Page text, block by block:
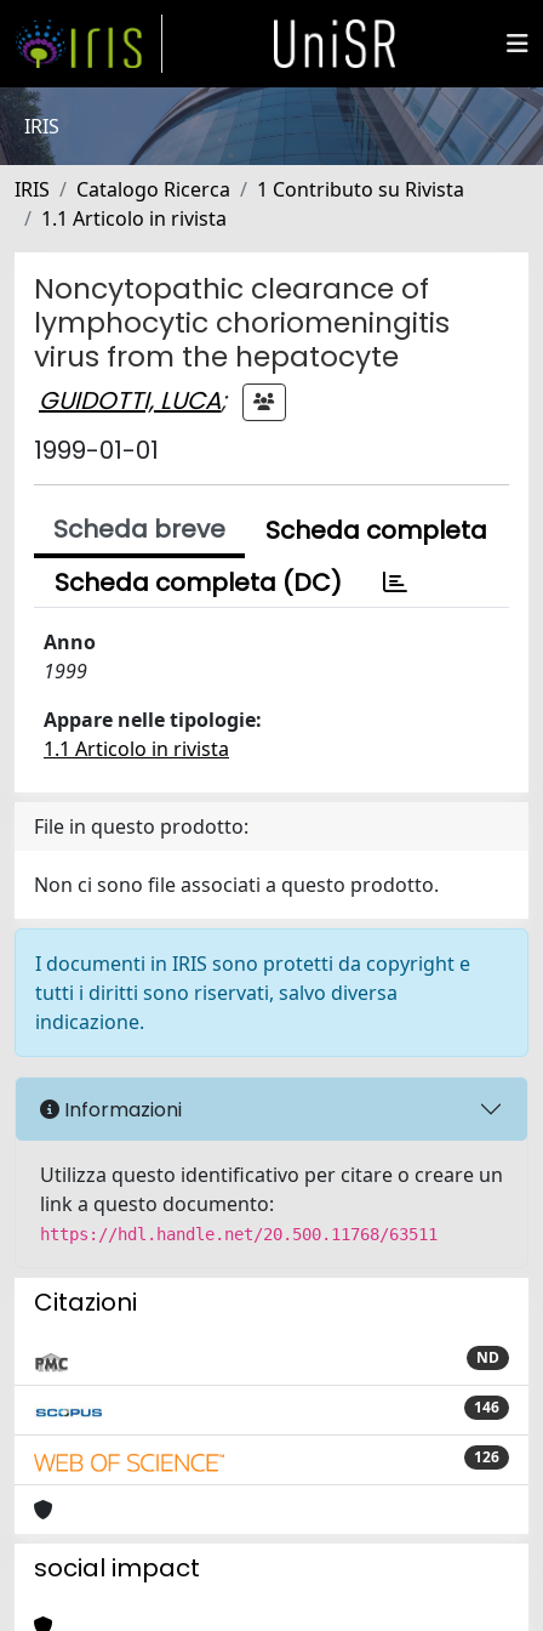
IRIS
IRIS Catalogo Ricerca
1 Contributo su Rivista
1.1 Articolo in rivista
Noncytopathic clearance of
lymphocytic choriomeningitis
virus from the hepatocyte
GUIDOTTI, LUCA;
1999-01-01
Scheda breve
Scheda completa
Scheda completa (DC)
Anno
1999
Appare nelle tipologie:
1.1 Articolo in rivista
File in questo prodotto:
Non ci sono file associati a questo prodotto.
I documenti in IRIS sono protetti da copyright e
tutti i diritti sono riservati, salvo diversa
indicazione.
Informazioni
Utilizza questo identificativo per citare o creare un
link a questo documento:
https://hdl.handle.net/20.500.11768/63511
Citazioni
ND
146
126
social impact